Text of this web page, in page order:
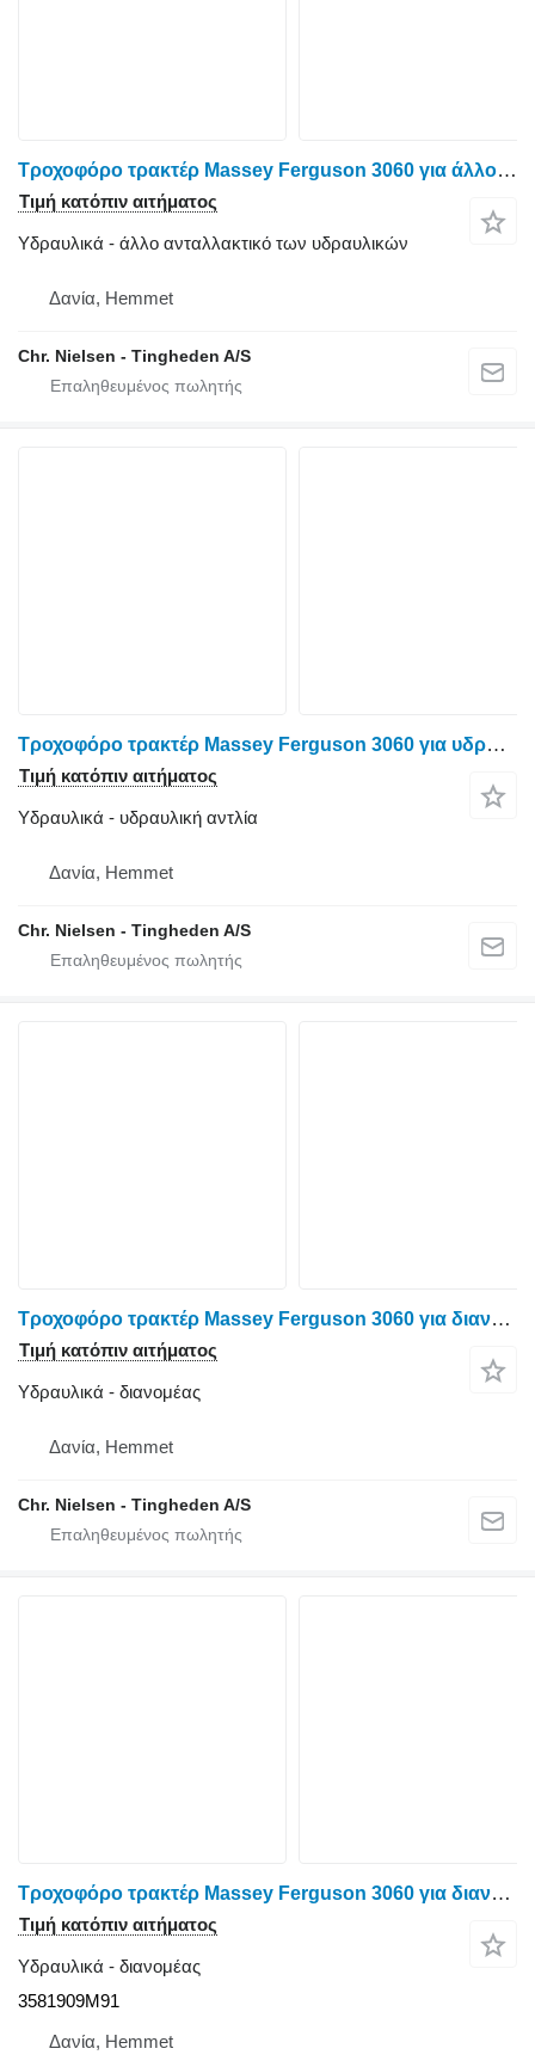
Τροχοφόρο τρακτέρ Massey Ferguson 3060 για άλλο ανταλλακτικό των υδραυλικών Trykventil
Τιμή κατόπιν αιτήματος
Υδραυλικά - άλλο ανταλλακτικό των υδραυλικών
Δανία, Hemmet
Chr. Nielsen - Tingheden A/S
Τροχοφόρο τρακτέρ Massey Ferguson 3060 για υδραυλική αντλία
Τιμή κατόπιν αιτήματος
Υδραυλικά - υδραυλική αντλία
Δανία, Hemmet
Chr. Nielsen - Tingheden A/S
Τροχοφόρο τρακτέρ Massey Ferguson 3060 για διανομέας
Τιμή κατόπιν αιτήματος
Υδραυλικά - διανομέας
Δανία, Hemmet
Chr. Nielsen - Tingheden A/S
Τροχοφόρο τρακτέρ Massey Ferguson 3060 για διανομέας 3581909M91
Τιμή κατόπιν αιτήματος
Υδραυλικά - διανομέας
3581909M91
Δανία, Hemmet